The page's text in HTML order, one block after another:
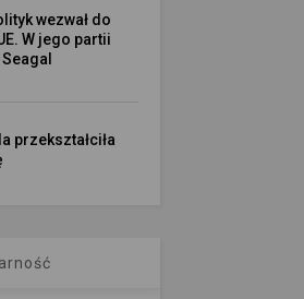
wezwał do
W jego partii
przekształciła